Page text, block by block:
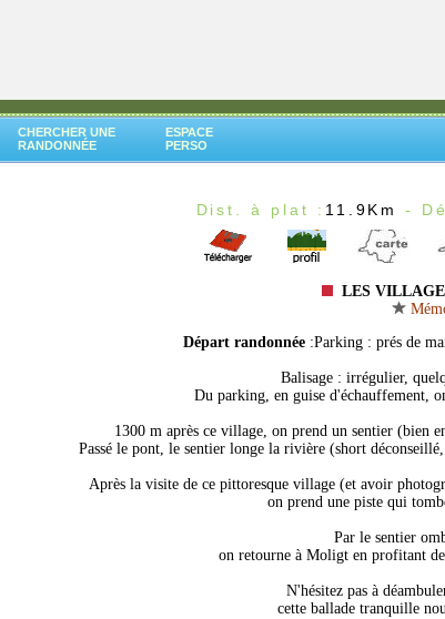
CHERCHER UNE
RANDONNÉE
ESPACE
PERSO
Dist. à plat : 11.9Km -
LES
Départ randonnée :Parking : prés de
Balisage : irrégulier,
Du parking, en guise d'échauffement,
1300 m après ce village, on prend un sentier (bien
Passé le pont, le sentier longe la rivière (short
Après la visite de ce pittoresque village (et avoir
on prend une piste qui
Par le sentier
on retourne à Moligt en profitant
N'hésitez pas à
cette ballade tranquille